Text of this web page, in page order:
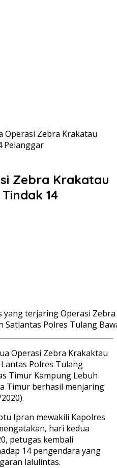
Operasi Zebra Krakatau
Pelanggar
Zebra Krakatau
14
yang terjaring Operasi
Polres Tulang
Operasi Zebra Krakaktau
Polres Tulang
Timur Kampung Lebuh
Timur berhasil menjaring
Ipran mewakili Kapolres
hari kedua
petugas kembali
14 pengendara yang
lalulintas.